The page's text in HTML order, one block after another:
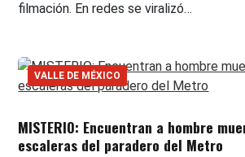
filmación. En redes se viralizó…
VALLE DE MÉXICO
MISTERIO: Encuentran a hombre
escaleras del paradero del Metro